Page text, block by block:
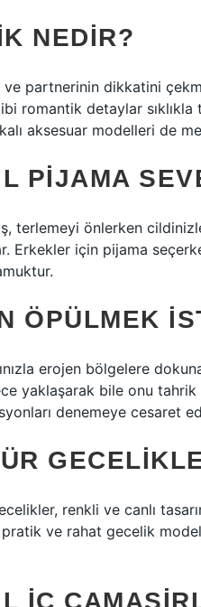
NEDIR?
partnerinin dikkatini
romantik detaylar sıklıkla
aksesuar modelleri de
PIJAMA
terlemeyi önlerken
Erkekler için pijama
ÖPÜLMEK
erojen bölgelere
yaklaşarak bile onu
denemeye cesaret
renkli ve canlı
ve rahat gecelik
IÇ